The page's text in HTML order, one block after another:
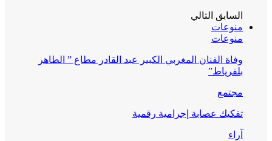
السابق التالي
منوعات
منوعات
وفاة الفنان المغربي الكبير عبد القادر مطاع ” الطاهر
بلفرياط”
مجتمع
تفكيك عصابة إجرامية رقمية
آراء